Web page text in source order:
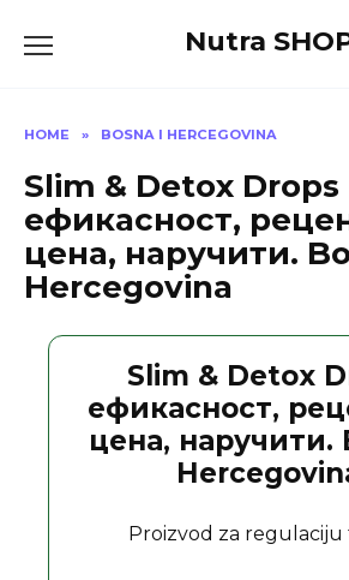
Nutra
HOME » BOSNA I HERCEGOVINA
Slim & Detox Drops
ефикасност,
цена, наручити.
Hercegovina
Slim & Detox
ефикасност,
цена, наручити.
Proizvod za regulaciju